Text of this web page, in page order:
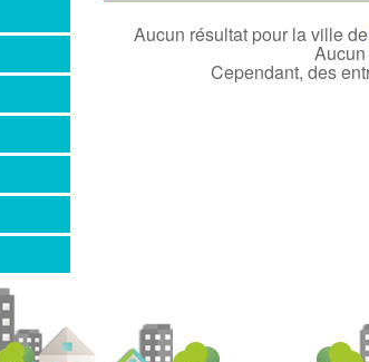
Aucun résultat pour la ville de
Cependant, des